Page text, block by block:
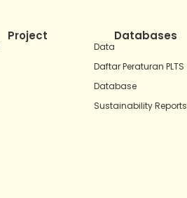
Project Databases
Data
Daftar Peraturan PLTS
Database
Sustainability Reports